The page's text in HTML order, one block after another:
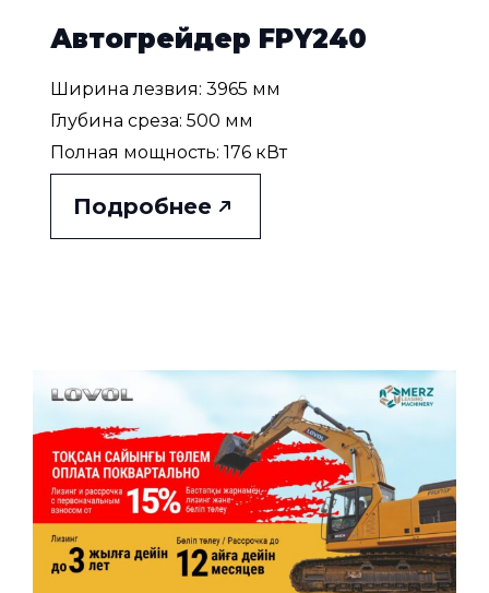
Автогрейдер FPY240
Ширина лезвия: 3965 мм
Глубина среза: 500 мм
Полная мощность: 176 кВт
Подробнее